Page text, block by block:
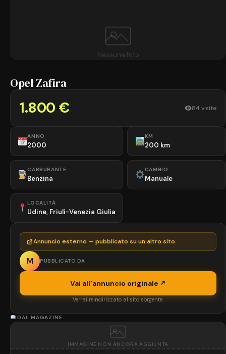
Nessuna foto
Opel Zafira
1.800 € 84 visite
ANNO
2000
KM
200 km
CARBURANTE
Benzina
CAMBIO
Manuale
LOCALITÀ
Udine, Friuli-Venezia Giulia
Annuncio esterno — pubblicato su un altro sito
M PUBBLICATO DA
Vai all'annuncio originale
Verrai reindirizzato al sito sorgente.
DAL MAGAZINE
IMMAGINE NON ANCORA AGGIUNTA